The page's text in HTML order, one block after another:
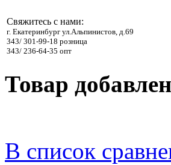
Свяжитесь с нами:
г. Екатеринбург ул.Альпинистов, д.69
343/ 301-99-18 розница
343/ 236-64-35 опт
Товар
В список